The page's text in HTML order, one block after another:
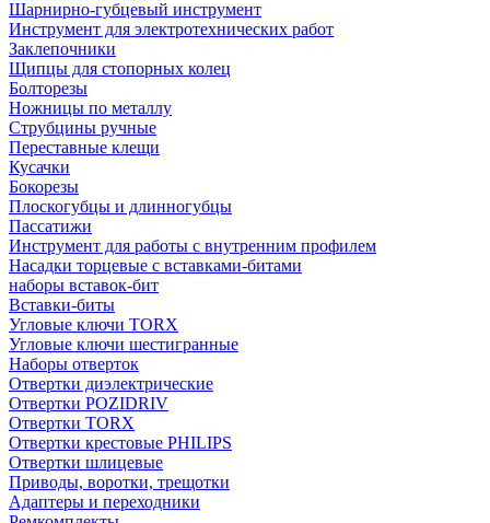
Шарнирно-губцевый инструмент
Инструмент для электротехнических работ
Заклепочники
Щипцы для стопорных колец
Болторезы
Ножницы по металлу
Струбцины ручные
Переставные клещи
Кусачки
Бокорезы
Плоскогубцы и длинногубцы
Пассатижи
Инструмент для работы с внутренним профилем
Насадки торцевые с вставками-битами
наборы вставок-бит
Вставки-биты
Угловые ключи TORX
Угловые ключи шестигранные
Наборы отверток
Отвертки диэлектрические
Отвертки POZIDRIV
Отвертки TORX
Отвертки крестовые PHILIPS
Отвертки шлицевые
Приводы, воротки, трещотки
Адаптеры и переходники